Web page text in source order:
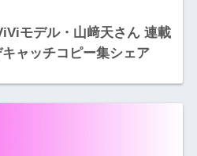
モデル・山﨑天さん 連載
キャッチコピー集シェア